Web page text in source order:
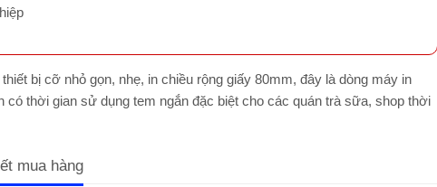
bị cỡ nhỏ gọn, nhẹ, in chiều rộng giấy 80mm, đây là dòng máy in
có thời gian sử dụng tem ngắn đặc biệt cho các quán trà sữa, shop thời
mua hàng